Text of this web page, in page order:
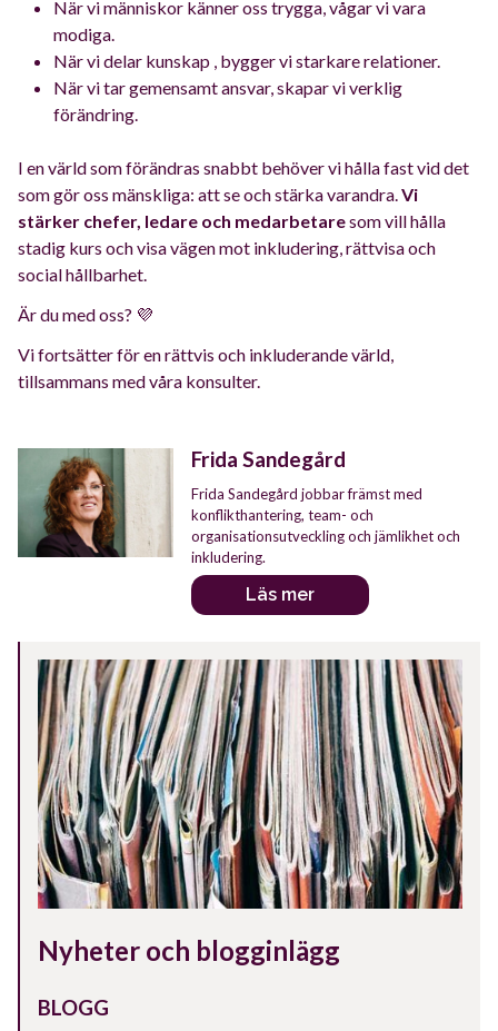
När vi människor känner oss trygga, vågar vi vara
modiga.
När vi delar kunskap , bygger vi starkare relationer.
När vi tar gemensamt ansvar, skapar vi verklig
förändring.
I en värld som förändras snabbt behöver vi hålla fast vid det
som gör oss mänskliga: att se och stärka varandra.Vi
stärker chefer, ledare och medarbetaresom vill hålla
stadig kurs och visa vägen mot inkludering, rättvisa och
social hållbarhet.
Är du med oss? 💜
Vi fortsätter för en rättvis och inkluderande värld,
tillsammans med våra konsulter.
Författare Frida Sandegård
Frida Sandegård jobbar främst med
konflikthantering, team- och
organisationsutveckling och jämlikhet och
inkludering.
Läs mer
Nyheter och blogginlägg
BLOGG